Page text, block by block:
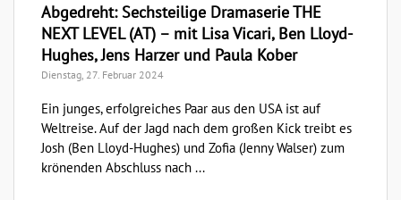
Abgedreht: Sechsteilige Dramaserie THE
NEXT LEVEL (AT) – mit Lisa Vicari, Ben Lloyd-
Hughes, Jens Harzer und Paula Kober
Dienstag, 27. Februar 2024
Ein junges, erfolgreiches Paar aus den USA ist auf
Weltreise. Auf der Jagd nach dem großen Kick treibt es
Josh (Ben Lloyd-Hughes) und Zofia (Jenny Walser) zum
krönenden Abschluss nach ...